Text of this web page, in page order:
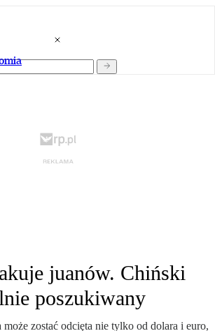
juanów. Chiński
poszukiwany
może zostać odcięta nie tylko od dolara i euro,